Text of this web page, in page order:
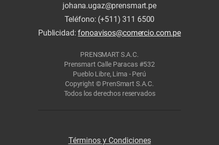
johana.ugaz@prensmart.pe
Teléfono: (+511) 311 6500
Publicidad:fonoavisos@comercio.com.pe
PRENSMART S.A.C.
Prensmart Calle Paracas #532
Pueblo Libre, Lima - Perú
Copyright © PrenSmart S.A.C.
Todos los derechos reservados
Términos y Condiciones